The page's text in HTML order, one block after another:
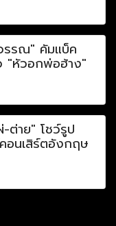
รณ" คัมแบ็ค
"หัวอกพ่อฮ้าง"
ต่าย" โชว์รูป
อนเสิร์ตอังกฤษ